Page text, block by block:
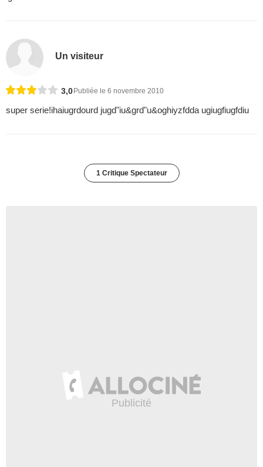
Un visiteur
3,0 Publiée le 6 novembre 2010
super serie!ihaiugrdourd jugd"iu&grd"u&oghiyzfdda ugiugfiugfdiu
1 Critique Spectateur